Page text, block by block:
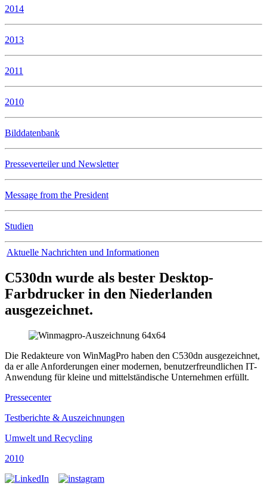
2014
2013
2011
2010
Bilddatenbank
Presseverteiler und Newsletter
Message from the President
Studien
Aktuelle Nachrichten und Informationen
C530dn wurde als bester Desktop-
Farbdrucker in den Niederlanden
ausgezeichnet.
Die Redakteure von WinMagPro haben den C530dn ausgezeichnet,
da er alle Anforderungen einer modernen, benutzerfreundlichen IT-
Anwendung für kleine und mittelständische Unternehmen erfüllt.
Pressecenter
Testberichte & Auszeichnungen
Umwelt und Recycling
2010